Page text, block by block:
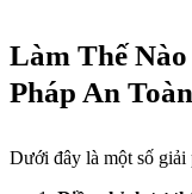
Làm Thế
Pháp An
Dưới đây là một số giải